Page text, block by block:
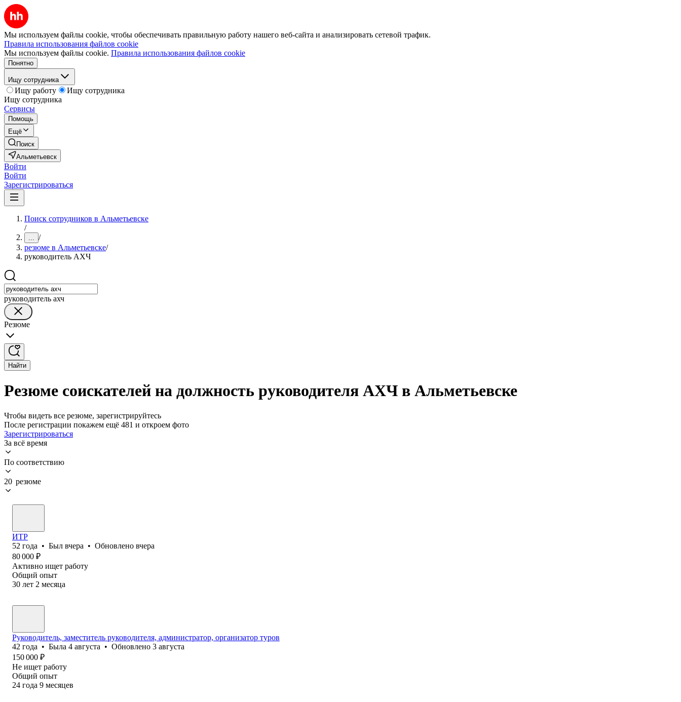
Мы используем файлы cookie, чтобы обеспечивать правильную работу нашего веб-сайта и анализировать сетевой трафик.
Правила использования файлов cookie
Мы используем файлы cookie. Правила использования файлов cookie
Понятно
Ищу сотрудника
Ищу работу
Ищу сотрудника
Ищу сотрудника
Сервисы
Помощь
Ещё
Поиск
Альметьевск
Войти
Войти
Зарегистрироваться
Поиск сотрудников в Альметьевске
/
... /
резюме в Альметьевске/
руководитель АХЧ
руководитель ахч
Резюме
Найти
Резюме соискателей на должность руководителя АХЧ в Альметьевске
Чтобы видеть все резюме, зарегистрируйтесь
После регистрации покажем ещё 481 и откроем фото
Зарегистрироваться
За всё время
По соответствию
20 резюме
ИТР
52 года • Был вчера • Обновлено вчера
80 000 ₽
Активно ищет работу
Общий опыт
30 лет 2 месяца
Руководитель, заместитель руководителя, администратор, организатор туров
42 года • Была 4 августа • Обновлено 3 августа
150 000 ₽
Не ищет работу
Общий опыт
24 года 9 месяцев